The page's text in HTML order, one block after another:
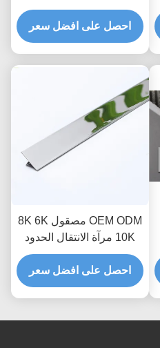
المصقول لحماية حافة
الجدار الأرضية
احصل على افضل سعر
OEM ODM مصقول 8K 6K
10K مرآة الانتقال الحدود
متفوقا تقليم لأدوات بلاط
الرخام كونر حافة الديكور
في الحمام
احصل على افضل سعر